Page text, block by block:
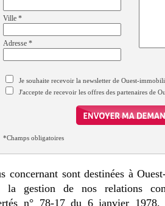
Ville *
Adresse *
Je souhaite recevoir la newsletter de Ouest-
J'accepte de recevoir les offres des partenaires de
*Champs obligatoires
concernant sont destinées à
la gestion de nos relations
n° 78-17 du 6 janvier 1978,